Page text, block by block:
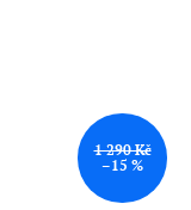
1 290 Kč
–15 %